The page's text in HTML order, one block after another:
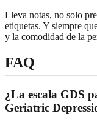
Lleva notas, no solo
etiquetas. Y siempre
y la comodidad de la
FAQ
¿La escala GDS
Geriatric